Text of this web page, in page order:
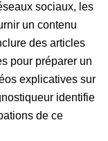
sociaux, les
un contenu
des articles
pour préparer un
explicatives sur
identifie
de ce